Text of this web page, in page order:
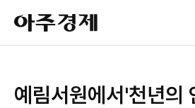
아
주
경
예림서원에서'천년의